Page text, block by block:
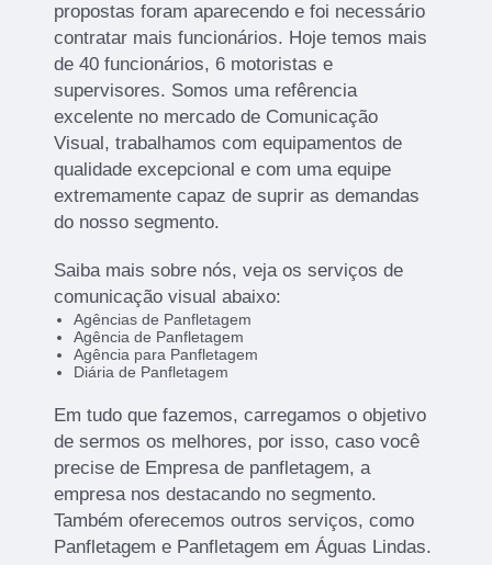
propostas foram aparecendo e foi necessário
contratar mais funcionários. Hoje temos mais
de 40 funcionários, 6 motoristas e
supervisores. Somos uma refêrencia
excelente no mercado de Comunicação
Visual, trabalhamos com equipamentos de
qualidade excepcional e com uma equipe
extremamente capaz de suprir as demandas
do nosso segmento.
Saiba mais sobre nós, veja os serviços de
comunicação visual abaixo:
Agências de Panfletagem
Agência de Panfletagem
Agência para Panfletagem
Diária de Panfletagem
Em tudo que fazemos, carregamos o objetivo
de sermos os melhores, por isso, caso você
precise de Empresa de panfletagem, a
empresa nos destacando no segmento.
Também oferecemos outros serviços, como
Panfletagem e Panfletagem em Águas Lindas.